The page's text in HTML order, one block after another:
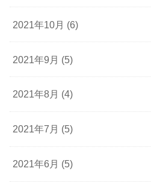
2021年10月 (6)
2021年9月 (5)
2021年8月 (4)
2021年7月 (5)
2021年6月 (5)